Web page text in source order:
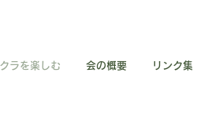
ラを楽しむ 会の概要 リンク集